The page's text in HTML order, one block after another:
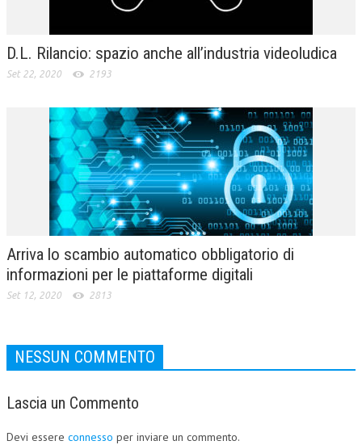
D.L. Rilancio: spazio anche all’industria videoludica
Set 22, 2020 2193
Arriva lo scambio automatico obbligatorio di
informazioni per le piattaforme digitali
Set 12, 2020 2813
NESSUN COMMENTO
Lascia un Commento
Devi essere connesso per inviare un commento.